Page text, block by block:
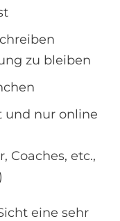
zu bleiben
und nur online
Coaches, etc.,
eine sehr